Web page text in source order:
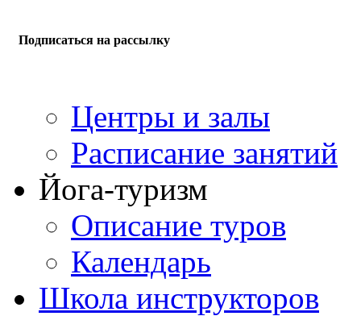
Подписаться на рассылку
Центры и залы
Расписание занятий
Йога-туризм
Описание туров
Календарь
Школа инструкторов